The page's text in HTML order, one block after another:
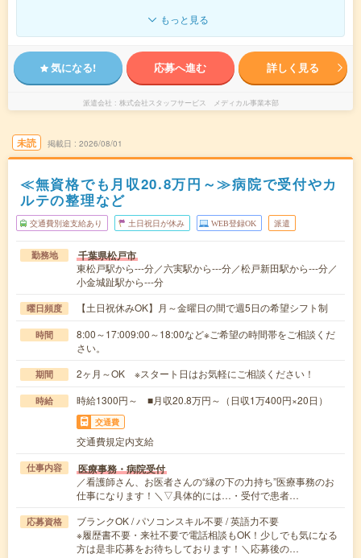
もっと見る
気になる! 応募へ進む 詳しく見る
派遣会社 株式会社スタッフサービス メディカル事業本部
未読 掲載日 2026/08/01
≪無資格でも月収20.8万円～≫病院で受付やカ
ルテの整理など
交通費別途支給あり 土日祝日が休み WEB登録OK 派遣
勤務地 千葉県松戸市
東松戸駅から---分／六実駅から---分／松戸新田駅から---分／
小金城趾駅から---分
曜日頻度 【土日祝休みOK】月～金曜日の間で週5日の希望シフト制
時間
8:00～17:009:00～18:00など※ご希望の時間帯をご相談くだ
さい。
期間 2ヶ月～OK ※スタート日はお気軽にご相談ください！
時給 時給1300円～ ■月収20.8万円～（日収1万400円×20日）
交通費
交通費規定内支給
仕事内容 医療事務・病院受付
／看護師さん、お医者さんの“縁の下の力持ち”医療事務のお
仕事になります！＼▽具体的には…・受付で患者…
応募資格
ブランクOK / パソコンスキル不要 / 英語力不要
※履歴書不要・来社不要で電話相談もOK！少しでも気になる
方は是非応募をお待ちしております！＼応募後の…